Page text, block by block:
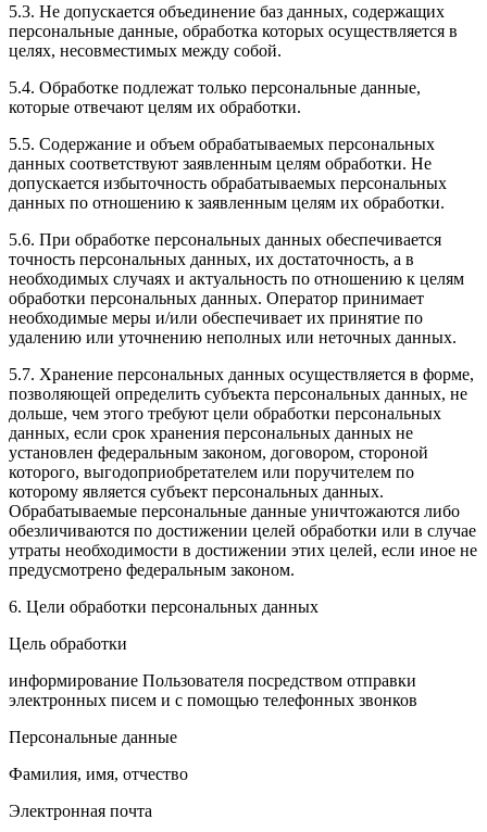
5.3. Не допускается объединение баз данных, содержащих
персональные данные, обработка которых осуществляется в
целях, несовместимых между собой.
5.4. Обработке подлежат только персональные данные,
которые отвечают целям их обработки.
5.5. Содержание и объем обрабатываемых персональных
данных соответствуют заявленным целям обработки. Не
допускается избыточность обрабатываемых персональных
данных по отношению к заявленным целям их обработки.
5.6. При обработке персональных данных обеспечивается
точность персональных данных, их достаточность, а в
необходимых случаях и актуальность по отношению к целям
обработки персональных данных. Оператор принимает
необходимые меры и/или обеспечивает их принятие по
удалению или уточнению неполных или неточных данных.
5.7. Хранение персональных данных осуществляется в форме,
позволяющей определить субъекта персональных данных, не
дольше, чем этого требуют цели обработки персональных
данных, если срок хранения персональных данных не
установлен федеральным законом, договором, стороной
которого, выгодоприобретателем или поручителем по
которому является субъект персональных данных.
Обрабатываемые персональные данные уничтожаются либо
обезличиваются по достижении целей обработки или в случае
утраты необходимости в достижении этих целей, если иное не
предусмотрено федеральным законом.
6. Цели обработки персональных данных
Цель обработки
информирование Пользователя посредством отправки
электронных писем и с помощью телефонных звонков
Персональные данные
Фамилия, имя, отчество
Электронная почта